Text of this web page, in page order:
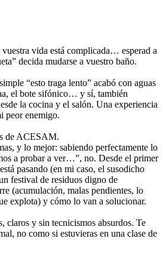
vuestra vida está complicada… esperad a
decida mudarse a vuestro baño.
“esto traga lento” acabó con aguas
el bote sifónico… y sí, también
la cocina y el salón. Una experiencia
peor enemigo.
de ACESAM.
y lo mejor: sabiendo perfectamente lo
a probar a ver…”, no. Desde el primer
pasando (en mi caso, el susodicho
festival de residuos digno de
(acumulación, malas pendientes, lo
explota) y cómo lo van a solucionar.
claros y sin tecnicismos absurdos. Te
no como si estuvieras en una clase de